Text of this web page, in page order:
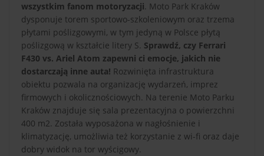
wszystkim fanom motoryzacji. Moto Park Kraków
dysponuje torem sportowo-szkoleniowym oraz trzema
płytami poślizgowymi, w tym jedyną w Polsce płytą
poślizgową w kształcie litery S. Sprawdź, czy Ferrari
F430 vs. Ariel Atom zapewni ci emocje, jakich nie
dostarczają inne auta! Rozwinięta infrastruktura
obiektu pozwala na organizację wydarzeń, imprez
firmowych i okolicznościowych. Na terenie Moto Parku
Kraków znajduje się sala prezentacyjna o powierzchni
400 m2. Została wyposażona w nagłośnienie i
klimatyzację, umożliwia też korzystanie z wi-fi oraz daje
dobry widok na tor wyścigowy.